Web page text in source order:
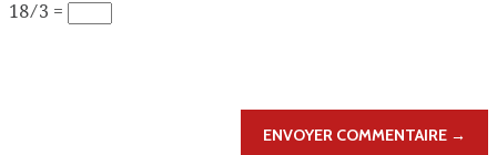
18 ⁄ 3 =
ENVOYER COMMENTAIRE →